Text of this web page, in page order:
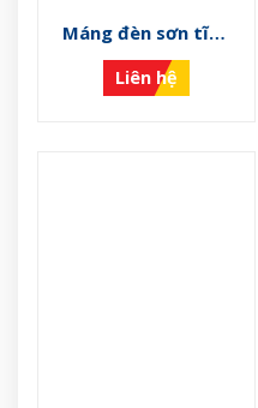
Máng đèn sơn tĩnh
điện
Liên hệ